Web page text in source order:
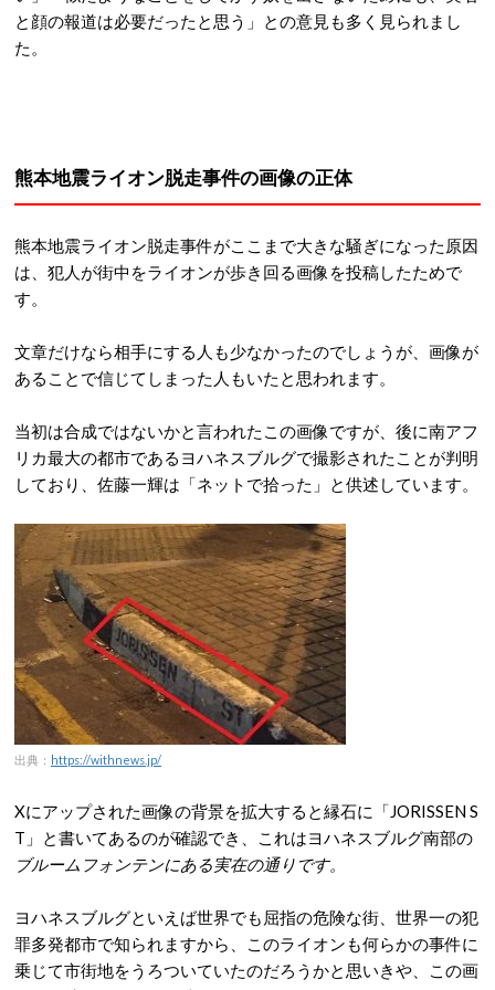
と顔の報道は必要だったと思う」との意見も多く見られまし
た。
熊本地震ライオン脱走事件の画像の正体
熊本地震ライオン脱走事件がここまで大きな騒ぎになった原因
は、犯人が街中をライオンが歩き回る画像を投稿したためで
す。
文章だけなら相手にする人も少なかったのでしょうが、画像が
あることで信じてしまった人もいたと思われます。
当初は合成ではないかと言われたこの画像ですが、後に南アフ
リカ最大の都市であるヨハネスブルグで撮影されたことが判明
しており、佐藤一輝は「ネットで拾った」と供述しています。
出典： https://withnews.jp/
Xにアップされた画像の背景を拡大すると縁石に「JORISSEN S
T」と書いてあるのが確認でき、これはヨハネスブルグ南部の
ブルームフォンテンにある実在の通りです。
ヨハネスブルグといえば世界でも屈指の危険な街、世界一の犯
罪多発都市で知られますから、このライオンも何らかの事件に
乗じて市街地をうろついていたのだろうかと思いきや、この画